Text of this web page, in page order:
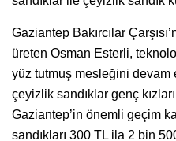
Gaziantep Bakırcılar
üreten Osman Esterli,
yüz tutmuş mesleğini devam
çeyizlik sandıklar genç
Gaziantep’in önemli geçim
sandıkları 300 TL ila 2 bin